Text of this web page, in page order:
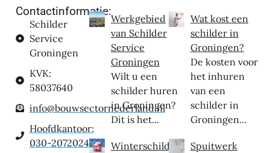
Contactinformatie:
Schilder
Service
Groningen
KVK:
58037640
info@bouwsectornederland.nl
Hoofdkantoor:
030-2072024
Werkgebied
van Schilder
Service
Groningen
Wilt u een
schilder huren
in Groningen?
Dit is het...
Winterschilder
Wat kost een
schilder in
Groningen?
De kosten voor
het inhuren
van een
schilder in
Groningen...
Spuitwerk